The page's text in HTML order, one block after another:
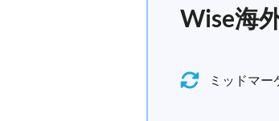
Wise海
ミッドマー